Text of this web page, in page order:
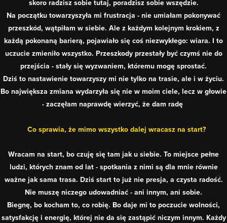
skoro radzisz sobie tutaj, poradzisz sobie wszędzie.
Na początku towarzyszyła mi frustracja - nie umiałam pokonywać
przeszkód, wątpiłam w siebie. Ale z każdym kolejnym krokiem, z
każdą pokonaną barierą, pojawiało się coś niezwykłego: wiara. I to
uczucie zmieniło wszystko. Przeszkody przestały być czymś nie do
przejścia - stały się wyzwaniem, któremu mogę sprostać.
Dziś to nastawienie towarzyszy mi nie tylko na trasie, ale i w życiu.
Bo największa zmiana wydarzyła się nie w moim ciele, lecz w głowie
- zaczęłam naprawdę wierzyć, że dam radę
Co sprawia, że mimo wszystko dalej wracasz na start?
Wracam na start, bo czuję się tam jak u siebie. To miejsce pełne
ludzi, których znam od lat - spotkania z nimi są dla mnie równie
ważne jak sama trasa. Dziś start to już nie presja, a czysta radość.
Nie muszę niczego udowadniać - ani innym, ani sobie.
Biegnę, bo kocham to, co robię. Bo daje mi to poczucie wolności,
satysfakcję i energię, której nie da się zastąpić niczym innym. Każdy